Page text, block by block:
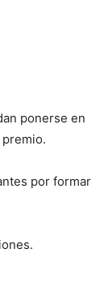
ponerse en
por formar